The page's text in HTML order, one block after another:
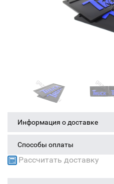
Информация о доставке
Способы оплаты
Рассчитать доставку